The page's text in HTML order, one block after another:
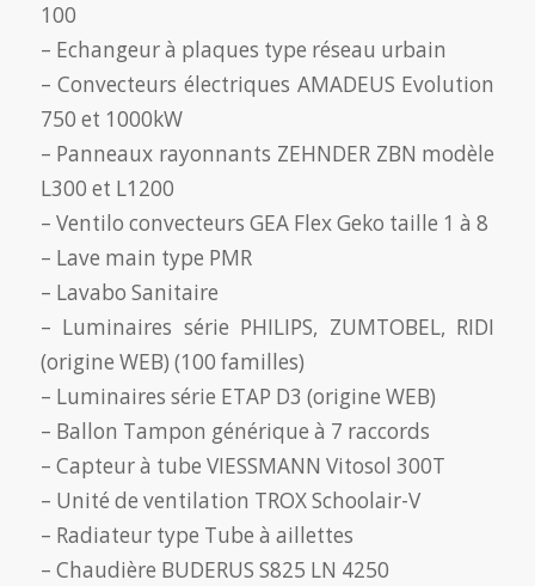
100
– Echangeur à plaques type réseau urbain
– Convecteurs électriques AMADEUS Evolution
750 et 1000kW
– Panneaux rayonnants ZEHNDER ZBN modèle
L300 et L1200
– Ventilo convecteurs GEA Flex Geko taille 1 à 8
– Lave main type PMR
– Lavabo Sanitaire
– Luminaires série PHILIPS, ZUMTOBEL, RIDI
(origine WEB) (100 familles)
– Luminaires série ETAP D3 (origine WEB)
– Ballon Tampon générique à 7 raccords
– Capteur à tube VIESSMANN Vitosol 300T
– Unité de ventilation TROX Schoolair-V
– Radiateur type Tube à aillettes
– Chaudière BUDERUS S825 LN 4250